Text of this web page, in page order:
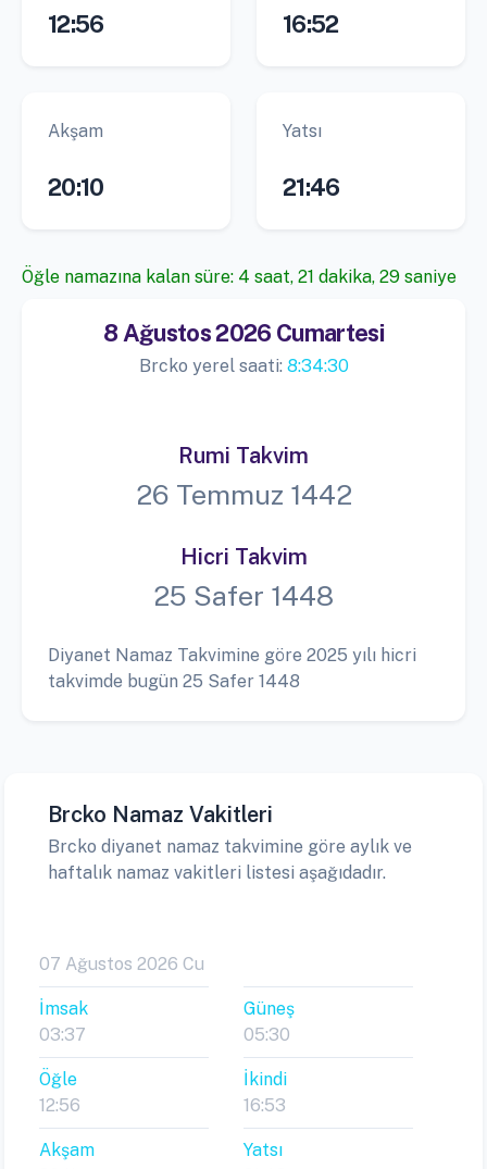
12:56 16:52
Akşam
20:10
Yatsı
21:46
Öğle namazına kalan süre: 4 saat, 21 dakika, 29 saniye
8 Ağustos 2026 Cumartesi
Brcko yerel saati: 8:34:30
Rumi Takvim
26 Temmuz 1442
Hicri Takvim
25 Safer 1448
Diyanet Namaz Takvimine göre 2025 yılı hicri
takvimde bugün 25 Safer 1448
Brcko Namaz Vakitleri
Brcko diyanet namaz takvimine göre aylık ve
haftalık namaz vakitleri listesi aşağıdadır.
07 Ağustos 2026 Cu
İmsak
03:37
Güneş
05:30
Öğle
12:56
İkindi
16:53
Akşam
Yatsı